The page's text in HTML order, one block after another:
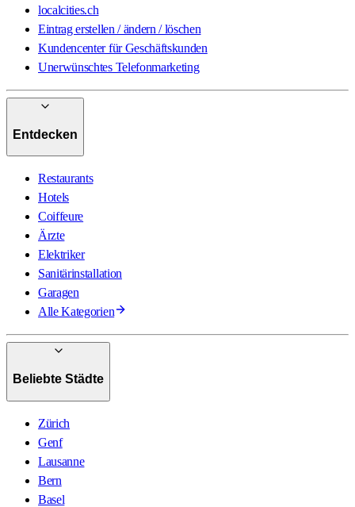
localcities.ch
Eintrag erstellen / ändern / löschen
Kundencenter für Geschäftskunden
Unerwünschtes Telefonmarketing
Entdecken
Restaurants
Hotels
Coiffeure
Ärzte
Elektriker
Sanitärinstallation
Garagen
Alle Kategorien
Beliebte Städte
Zürich
Genf
Lausanne
Bern
Basel